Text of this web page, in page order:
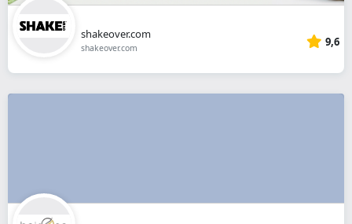
shakeover.com
shakeover.com 9,6